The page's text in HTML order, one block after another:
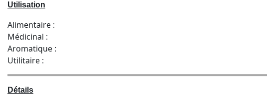
Utilisation
Alimentaire :
Médicinal :
Aromatique :
Utilitaire :
Détails